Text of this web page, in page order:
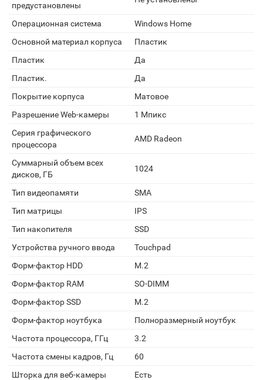
предустановлены
Операционная система
Windows Home
Основной материал корпуса
Пластик
Пластик
Да
Пластик.
Да
Покрытие корпуса
Матовое
Разрешение Web-камеры
1 Мпикс
Серия графического
процессора
AMD Radeon
Суммарный объем всех
дисков, ГБ
1024
Тип видеопамяти
SMA
Тип матрицы
IPS
Тип накопителя
SSD
Устройства ручного ввода
Touchpad
Форм-фактор HDD
M.2
Форм-фактор RAM
SO-DIMM
Форм-фактор SSD
M.2
Форм-фактор ноутбука
Полноразмерный ноутбук
Частота процессора, ГГц
3.2
Частота смены кадров, Гц
60
Шторка для веб-камеры
Есть